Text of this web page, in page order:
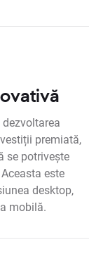
premiată,
se potrivește
este
desktop,
mobilă.